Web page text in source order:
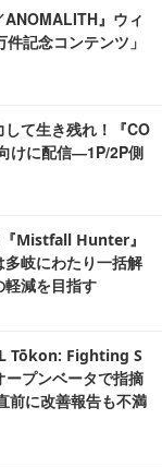
ANOMALITH』ウィ
記念コンテンツ」
して生き残れ！『CO
けに配信―1P/2P側
『Mistfall Hunter』
岐にわたり一括解
軽減を目指す
Tōkon: Fighting S
プンベータで指摘
前に改善報告も不満